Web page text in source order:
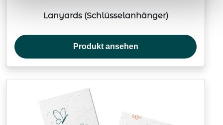
Lanyards (Schlüsselanhänger)
Produkt ansehen